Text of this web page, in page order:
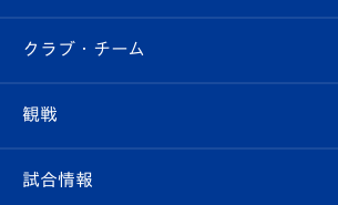
すべて
クラブ
クラブ・チーム
観戦
観戦ルール
試合情報